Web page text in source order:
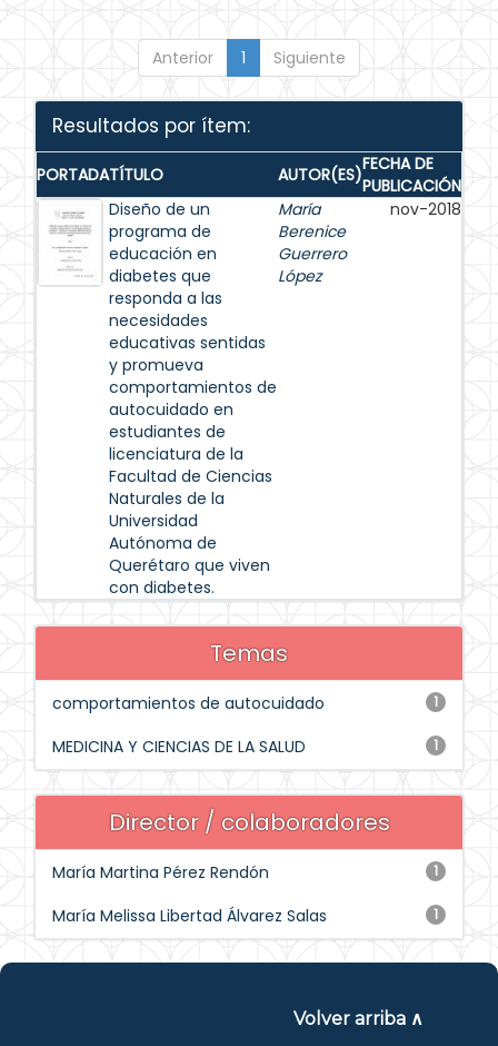
Anterior 1 Siguiente
Resultados por ítem:
PORTADATÍTULO AUTOR(ES)FECHA DE
PUBLICACIÓN
Diseño de un
programa de
educación en
diabetes que
responda a las
necesidades
educativas sentidas
y promueva
comportamientos de
autocuidado en
estudiantes de
licenciatura de la
Facultad de Ciencias
Naturales de la
Universidad
Autónoma de
Querétaro que viven
con diabetes.
María
Berenice
Guerrero
López
nov-2018
Temas
1
comportamientos de autocuidado
1
MEDICINA Y CIENCIAS DE LA SALUD
Director / colaboradores
1
María Martina Pérez Rendón
1
María Melissa Libertad Álvarez Salas
Volver arriba ∧